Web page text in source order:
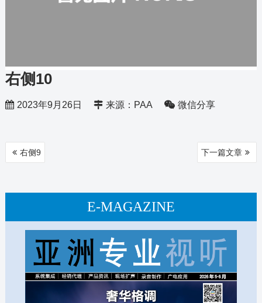
右侧10
2023年9月26日 来源：PAA 微信分享
文
章
航
右侧9 下一篇文章
E-MAGAZINE